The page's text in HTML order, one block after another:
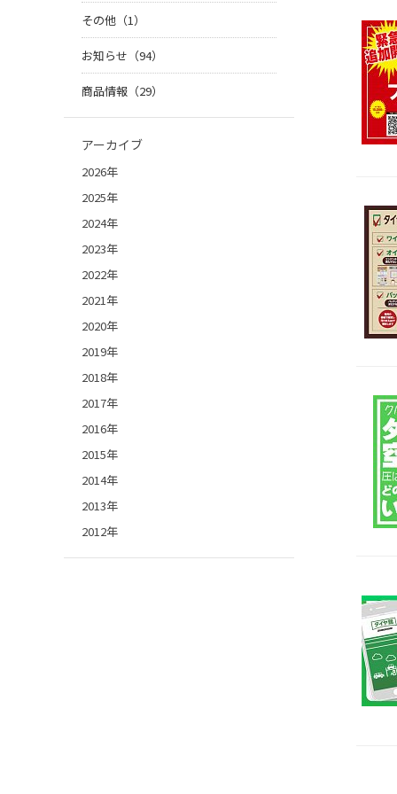
その他（1）
お知らせ（94）
商品情報（29）
アーカイブ
2026年
2025年
2024年
2023年
2022年
2021年
2020年
2019年
2018年
2017年
2016年
2015年
2014年
2013年
2012年